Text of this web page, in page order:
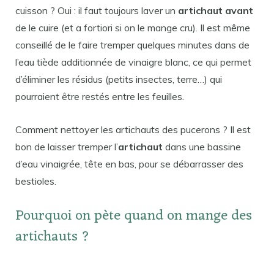
cuisson ? Oui : il faut toujours laver un artichaut avant
de le cuire (et a fortiori si on le mange cru). Il est même
conseillé de le faire tremper quelques minutes dans de
l’eau tiède additionnée de vinaigre blanc, ce qui permet
d’éliminer les résidus (petits insectes, terre…) qui
pourraient être restés entre les feuilles.
Comment nettoyer les artichauts des pucerons ? Il est
bon de laisser tremper l’artichaut dans une bassine
d’eau vinaigrée, tête en bas, pour se débarrasser des
bestioles.
Pourquoi on pète quand on mange des
artichauts ?